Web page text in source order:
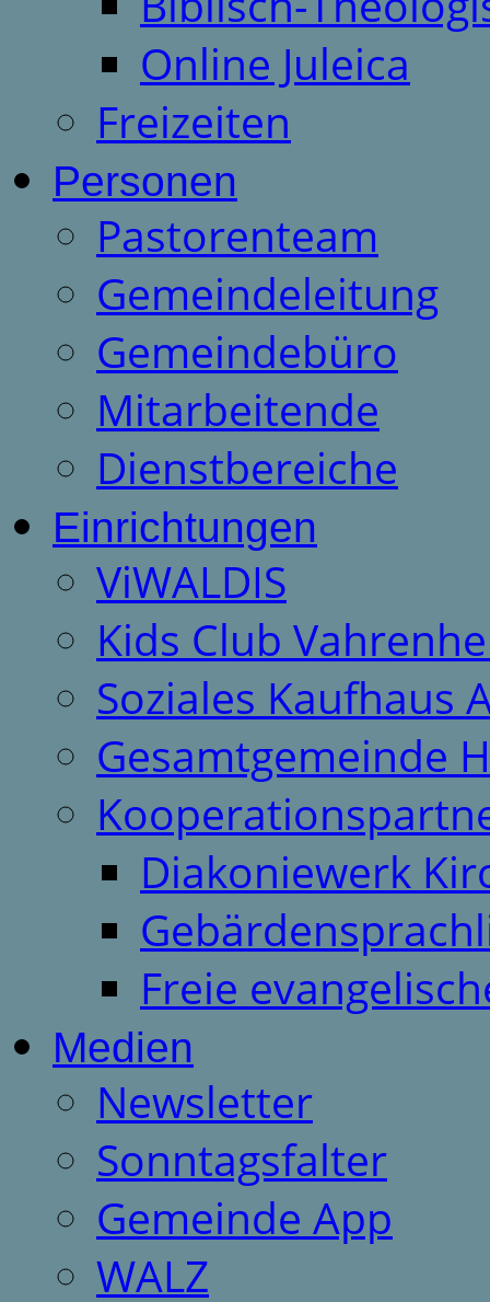
Online Juleica
Freizeiten
Personen
Pastorenteam
Gemeindeleitung
Gemeindebüro
Mitarbeitende
Dienstbereiche
Einrichtungen
ViWALDIS
Kids Club
Soziales Kaufhaus
Gesamtgemeinde
Diakoniewerk
Freie
Medien
Newsletter
Sonntagsfalter
Gemeinde App
WALZ